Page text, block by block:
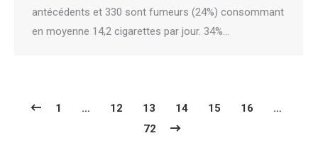
antécédents et 330 sont fumeurs (24%) consommant
en moyenne 14,2 cigarettes par jour. 34%…
1 … 12 13 14 15 16
…
72